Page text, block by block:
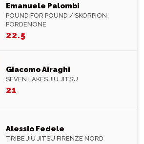
Emanuele Palombi
POUND FOR POUND / SKORPION
PORDENONE
22.5
Giacomo Airaghi
SEVEN LAKES JIU JITSU
21
Alessio Fedele
TRIBE JIU JITSU FIRENZE NORD